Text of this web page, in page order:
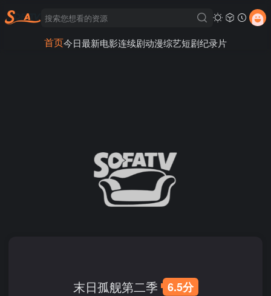
首页今日最新电影连续剧动漫综艺短剧纪录片
末日孤舰第二季 6.5分